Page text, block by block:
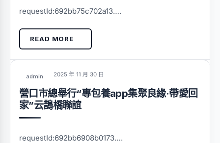
requestId:692bb75c702a13….
READ MORE
admin 2025 年 11 月 30 日
營口市總舉行“專包養app集聚良緣·帶愛回
家”云鵲橋聯誼
requestId:692bb6908b0173….